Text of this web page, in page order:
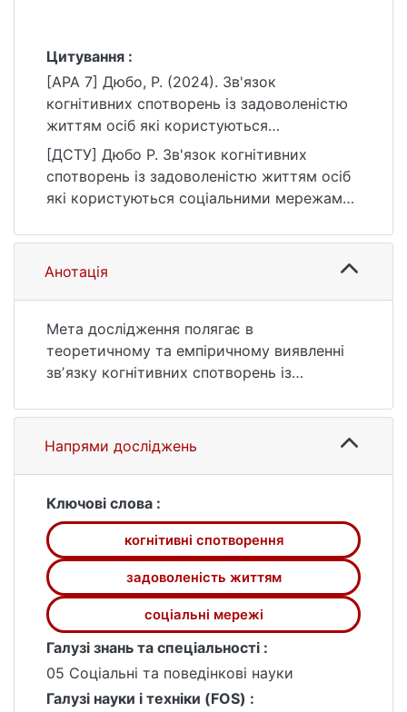
Цитування :
[APA 7] Дюбо, Р. (2024). Зв'язок
когнітивних спотворень із задоволеністю
життям осіб які користуються
соціальними мережами [Магістерська
робота, Київський національний
університет імені Тараса Шевченка].
eKNUTSHIR.
https://ir.library.knu.ua/handle/15071834/583
[ДСТУ] Дюбо Р. Зв'язок когнітивних
спотворень із задоволеністю життям осіб
які користуються соціальними мережами :
Соціальні та поведінкові науки / наук. кер.
Н. Р. Дарвішов. Київ, 2024. 89 с. URL:
https://ir.library.knu.ua/handle/15071834/583
Анотація
Мета дослідження полягає в
теоретичному та емпіричному виявленні
звʼязку когнітивних спотворень із
користуються соціальними мережами.
Практичне значення роботи полягає у
тому, що одержані результати та
психологами, консультантами та
фахівцями з соціальної роботи при
розробці програм для покращення якості
життя осіб, які користуються соціальними
мережами. Зокрема, розроблені
рекомендації щодо подолання когнітивних
спотворень можуть бути включені в
тренінги особистісного розвитку та
програми психокорекції. Також
результати дослідження можуть бути
Напрями досліджень
Ключові слова :
когнітивні спотворення
задоволеність життям
соціальні мережі
Галузі знань та спеціальності :
05 Соціальні та поведінкові науки
Галузі науки і техніки (FOS) :